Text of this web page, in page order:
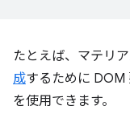
たとえば、マテリ
成するために DOM
を使用できます。